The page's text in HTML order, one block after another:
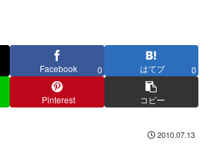
Facebook 0 はてブ 0
Pinterest コピー
2010.07.13